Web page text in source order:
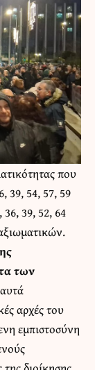
που
39, 54, 57, 59
39, 52, 64
των
αρχές του
εμπιστοσύνη